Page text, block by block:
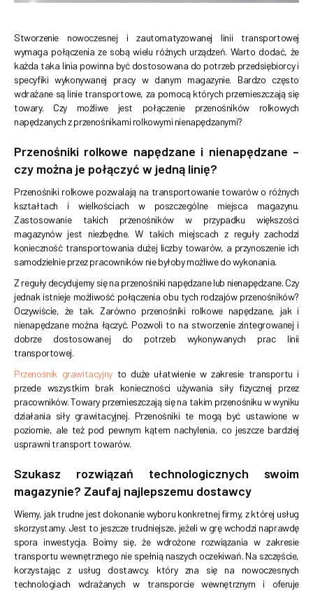
Stworzenie nowoczesnej i zautomatyzowanej linii transportowej
wymaga połączenia ze sobą wielu różnych urządzeń. Warto dodać, że
każda taka linia powinna być dostosowana do potrzeb przedsiębiorcy i
specyfiki wykonywanej pracy w danym magazynie. Bardzo często
wdrażane są linie transportowe, za pomocą których przemieszczają się
towary. Czy możliwe jest połączenie przenośników rolkowych
napędzanych z przenośnikami rolkowymi nienapędzanymi?
Przenośniki rolkowe napędzane i nienapędzane –
czy można je połączyć w jedną linię?
Przenośniki rolkowe pozwalają na transportowanie towarów o różnych
kształtach i wielkościach w poszczególne miejsca magazynu.
Zastosowanie takich przenośników w przypadku większości
magazynów jest niezbędne. W takich miejscach z reguły zachodzi
konieczność transportowania dużej liczby towarów, a przynoszenie ich
samodzielnie przez pracowników nie byłoby możliwe do wykonania.
Z reguły decydujemy się na przenośniki napędzane lub nienapędzane. Czy
jednak istnieje możliwość połączenia obu tych rodzajów przenośników?
Oczywiście, że tak. Zarówno przenośniki rolkowe napędzane, jak i
nienapędzane można łączyć. Pozwoli to na stworzenie zintegrowanej i
dobrze dostosowanej do potrzeb wykonywanych prac linii
transportowej.
Przenośnik grawitacyjnyto duże ułatwienie w zakresie transportu i
przede wszystkim brak konieczności używania siły fizycznej przez
pracowników. Towary przemieszczają się na takim przenośniku w wyniku
działania siły grawitacyjnej. Przenośniki te mogą być ustawione w
poziomie, ale też pod pewnym kątem nachylenia, co jeszcze bardziej
usprawni transport towarów.
Szukasz rozwiązań technologicznych swoim
magazynie? Zaufaj najlepszemu dostawcy
Wiemy, jak trudne jest dokonanie wyboru konkretnej firmy, z której usług
skorzystamy. Jest to jeszcze trudniejsze, jeżeli w grę wchodzi naprawdę
spora inwestycja. Boimy się, że wdrożone rozwiązania w zakresie
transportu wewnętrznego nie spełnią naszych oczekiwań. Na szczęście,
korzystając z usług dostawcy, który zna się na nowoczesnych
technologiach wdrażanych w transporcie wewnętrznym i oferuje